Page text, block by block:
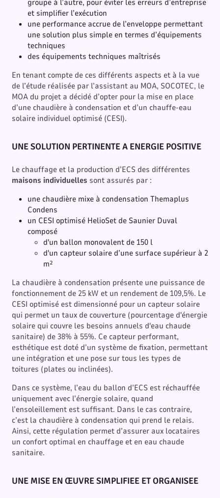
groupe à l’autre, pour éviter les erreurs d’entreprise
et simplifier l’exécution
une performance accrue de l’enveloppe permettant
une solution plus simple en termes d’équipements
techniques
des équipements techniques maîtrisés
En tenant compte de ces différents aspects et à la vue
de l’étude réalisée par l’assistant au MOA, SOCOTEC, le
MOA du projet a décidé d’opter pour la mise en place
d’une chaudière à condensation et d’un chauffe-eau
solaire individuel optimisé (CESI).
UNE SOLUTION PERTINENTE A ENERGIE POSITIVE
Le chauffage et la production d’ECS des différentes
maisons individuelles sont assurés par :
une chaudière mixe à condensation Themaplus
Condens
un CESI optimisé HelioSet de Saunier Duval
composé
d'un ballon monovalent de 150 l
d'un capteur solaire d’une surface supérieur à 2
m²
La chaudière à condensation présente une puissance de
fonctionnement de 25 kW et un rendement de 109,5%. Le
CESI optimisé est dimensionné pour un capteur solaire
qui permet un taux de couverture (pourcentage d'énergie
solaire qui couvre les besoins annuels d'eau chaude
sanitaire) de 38% à 55%. Ce capteur performant,
esthétique est doté d’un système de fixation, permettant
une intégration et une pose sur tous les types de
toitures (plates ou inclinées).
Dans ce système, l’eau du ballon d’ECS est réchauffée
uniquement avec l’énergie solaire, quand
l’ensoleillement est suffisant. Dans le cas contraire,
c’est la chaudière à condensation qui prend le relais.
Ainsi, cette régulation permet d’assurer aux locataires
un confort optimal en chauffage et en eau chaude
sanitaire.
UNE MISE EN ŒUVRE SIMPLIFIEE ET ORGANISEE